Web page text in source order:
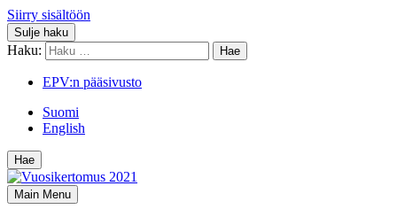
Siirry sisältöön
Sulje haku
Haku:
EPV:n pääsivusto
Suomi
English
Hae
Main Menu